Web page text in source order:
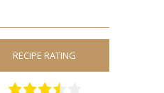
RECIPE RATING